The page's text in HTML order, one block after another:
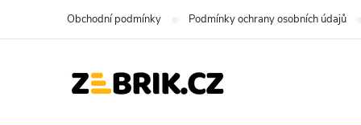
Obchodní podmínky Podmínky ochrany osobních údajů